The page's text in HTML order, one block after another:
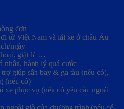
đơn
từ Việt Nam và lái xe ở châu Âu
ngày
giặt là …
nhân, hành lý quá cước
giúp sân bay & ga tàu (nếu có),
(nếu có)
phục vụ (nếu có yêu cầu ngoài
ngoài giờ của chương trình (nếu có